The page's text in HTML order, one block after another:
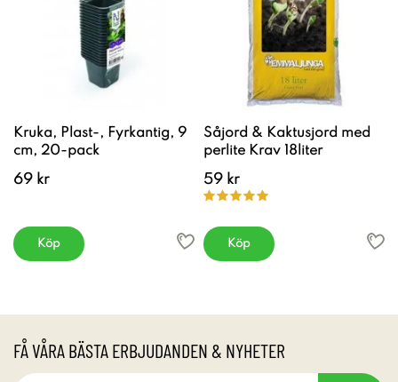
Kruka, Plast-, Fyrkantig, 9
cm, 20-pack
69 kr
Köp
Såjord & Kaktusjord med
perlite Krav 18liter
59 kr
Köp
FÅ VÅRA BÄSTA ERBJUDANDEN & NYHETER